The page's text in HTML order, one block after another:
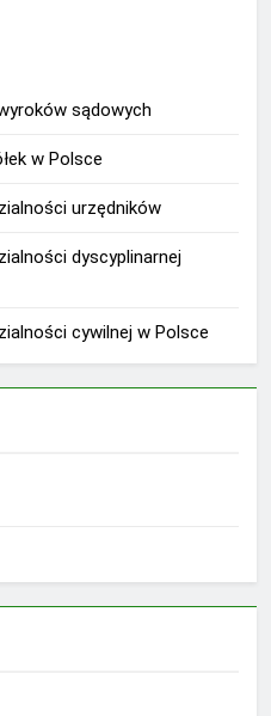
sądowych
w Polsce
urzędników
dyscyplinarnej
cywilnej w Polsce